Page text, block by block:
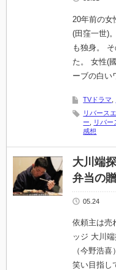
20年前の女
(田窪一世)
も独身。
た。 女性(
ーブの白い
TVドラマ
リバース
ー
リバー
感想
大川端
弁当の
05.24
依頼主は売
ッジ 大川
（今野浩
笑い目指し